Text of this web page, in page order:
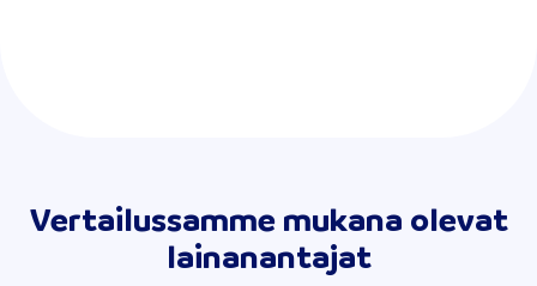
Vertailussamme mukana olevat
lainanantajat